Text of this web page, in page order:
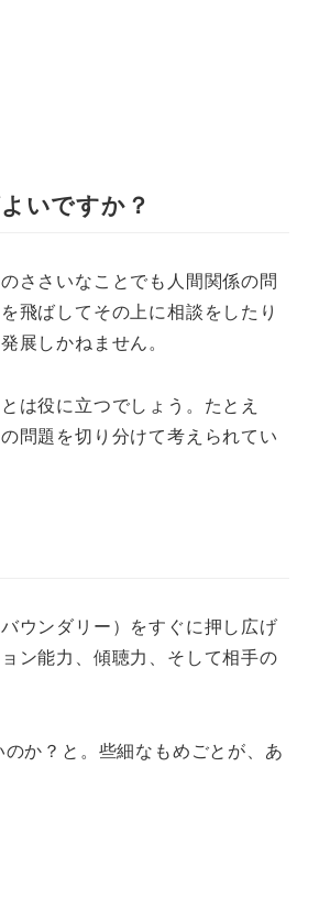
いですか？
ささいなことでも人間関係の問
飛ばしてその上に相談をしたり
展しかねません。
は役に立つでしょう。たとえ
問題を切り分けて考えられてい
ウンダリー）をすぐに押し広げ
ン能力、傾聴力、そして相手の
か？と。些細なもめごとが、あ